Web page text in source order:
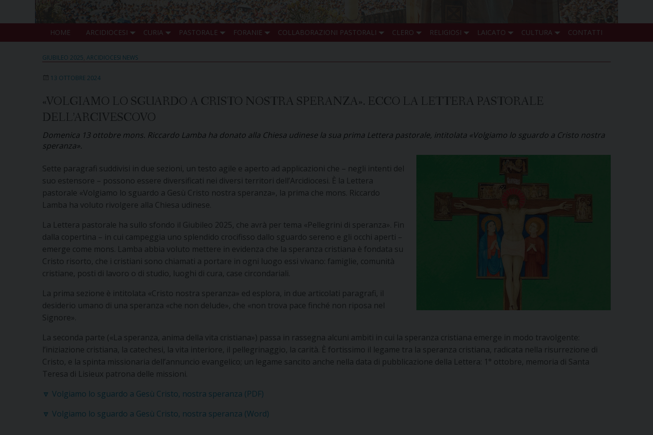
HOME ARCIDIOCESI CURIA PASTORALE FORANIE COLLABORAZIONI PASTORALI CLERO RELIGIOSI LAICATO CULTURA CONTATTI
GIUBILEO 2025 ARCIDIOCESI NEWS
13 OTTOBRE 2024
«VOLGIAMO LO SGUARDO A CRISTO NOSTRA SPERANZA». ECCO LA LETTERA PASTORALE
DELL’ARCIVESCOVO
Domenica 13 ottobre mons. Riccardo Lamba ha donato alla Chiesa udinese la sua prima Lettera pastorale, intitolata «Volgiamo lo sguardo a Cristo nostra
speranza».
Sette paragrafi suddivisi in due sezioni, un testo agile e aperto ad applicazioni che – negli intenti del
suo estensore – possono essere diversificati nei diversi territori dell’Arcidiocesi. È la Lettera
pastorale «Volgiamo lo sguardo a Gesù Cristo nostra speranza», la prima che mons. Riccardo
Lamba ha voluto rivolgere alla Chiesa udinese.
La Lettera pastorale ha sullo sfondo il Giubileo 2025, che avrà per tema «Pellegrini di speranza». Fin
dalla copertina – in cui campeggia uno splendido crocifisso dallo sguardo sereno e gli occhi aperti –
emerge come mons. Lamba abbia voluto mettere in evidenza che la speranza cristiana è fondata su
Cristo risorto, che i cristiani sono chiamati a portare in ogni luogo essi vivano: famiglie, comunità
cristiane, posti di lavoro o di studio, luoghi di cura, case circondariali.
La prima sezione è intitolata «Cristo nostra speranza» ed esplora, in due articolati paragrafi, il
desiderio umano di una speranza «che non delude», che «non trova pace finché non riposa nel
Signore».
La seconda parte («La speranza, anima della vita cristiana») passa in rassegna alcuni ambiti in cui la speranza cristiana emerge in modo travolgente:
l’iniziazione cristiana, la catechesi, la vita interiore, il pellegrinaggio, la carità. È fortissimo il legame tra la speranza cristiana, radicata nella risurrezione di
Cristo, e la spinta missionaria dell’annuncio evangelico; un legame sancito anche nella data di pubblicazione della Lettera: 1° ottobre, memoria di Santa
Teresa di Lisieux patrona delle missioni.
🔽 Volgiamo lo sguardo a Gesù Cristo, nostra speranza (PDF)
🔽 Volgiamo lo sguardo a Gesù Cristo, nostra speranza (Word)